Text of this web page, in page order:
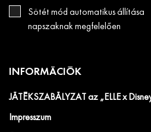
Sötét mód automatikus állítása
napszaknak megfelelően
INFORMÁCIÓK
JÁTÉKSZABÁLYZAT az „ELLE x
Impresszum